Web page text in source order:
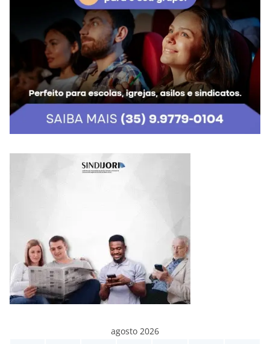
agosto 2026